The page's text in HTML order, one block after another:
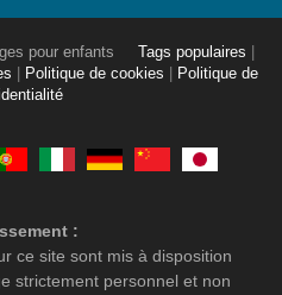
pour enfants Tags populaires
Politique de cookies
Politique de
:
ce site sont mis à disposition
strictement personnel et non